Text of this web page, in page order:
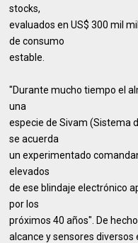
stocks,
evaluados en US$ 300 mil
de consumo
estable.
"Durante mucho tiempo el
una
especie de Sivam (Sistema
se acuerda
un experimentado
elevados
de ese blindaje electrónico
por los
próximos 40 años". De
alcance y sensores diversos